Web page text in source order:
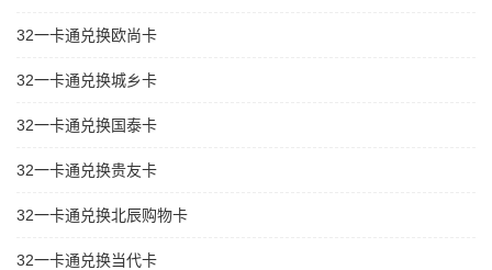
32一卡通兑换欧尚卡
32一卡通兑换城乡卡
32一卡通兑换国泰卡
32一卡通兑换贵友卡
32一卡通兑换北辰购物卡
32一卡通兑换当代卡